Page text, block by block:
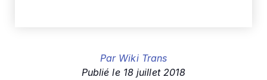
Par Wiki Trans
Publié le18 juillet 2018